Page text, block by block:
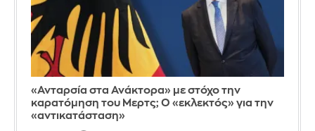
«Ανταρσία στα Ανάκτορα» με στόχο την
καρατόμηση του Μερτς; Ο «εκλεκτός» για την
«αντικατάσταση»